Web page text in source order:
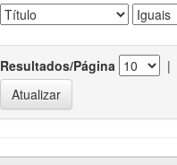
Resultados/Página |